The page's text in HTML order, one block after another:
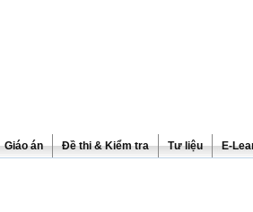
Giáo án Đề thi & Kiểm tra Tư liệu E-